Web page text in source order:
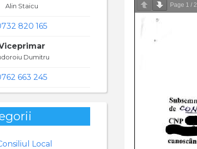
Page 1 / 2
Alin Staicu
820 165
Dumitru
663 245
Local